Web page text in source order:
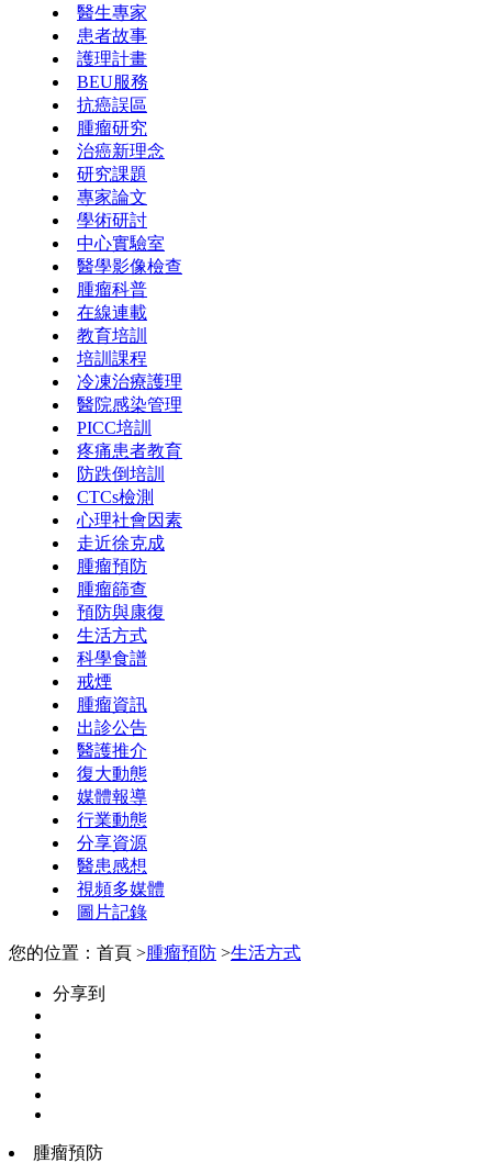
醫生專家
患者故事
護理計畫
BEU服務
抗癌誤區
腫瘤研究
治癌新理念
研究課題
專家論文
學術研討
中心實驗室
醫學影像檢查
腫瘤科普
在線連載
教育培訓
培訓課程
冷凍治療護理
醫院感染管理
PICC培訓
疼痛患者教育
防跌倒培訓
CTCs檢測
心理社會因素
走近徐克成
腫瘤預防
腫瘤篩查
預防與康復
生活方式
科學食譜
戒煙
腫瘤資訊
出診公告
醫護推介
復大動態
媒體報導
行業動態
分享資源
醫患感想
視頻多媒體
圖片記錄
您的位置：首頁 >腫瘤預防 >生活方式
分享到
腫瘤預防